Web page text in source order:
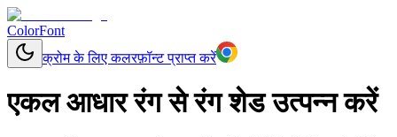
ColorFont
क्रोम के लिए कलरफ़ॉन्ट प्राप्त करें
एकल आधार रंग से रंग शेड उत्पन्न करें